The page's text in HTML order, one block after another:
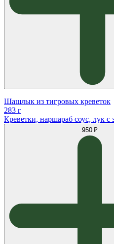
Шашлык из тигровых креветок
283 г
Креветки, наршараб соус, лук с
950 ₽